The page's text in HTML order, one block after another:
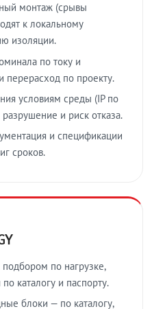
монтаж (срывы
к локальному
изоляции.
по току и
перерасход по проекту.
условиям среды (IP по
и риск отказа.
и спецификации
сроков.
по нагрузке,
каталогу и паспорту.
блоки — по каталогу,